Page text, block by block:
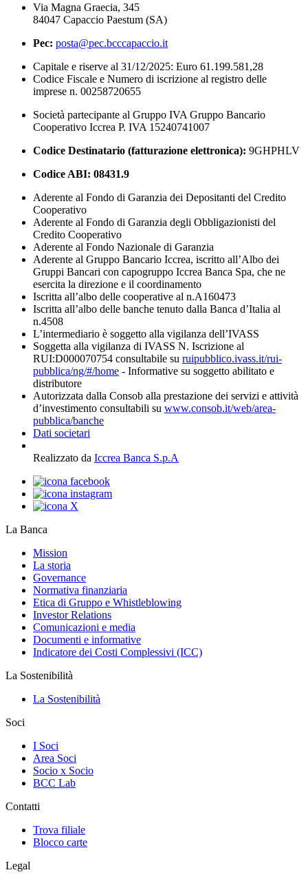
Via Magna Graecia, 345
84047 Capaccio Paestum (SA)
Pec: posta@pec.bcccapaccio.it
Capitale e riserve al 31/12/2025: Euro 61.199.581,28
Codice Fiscale e Numero di iscrizione al registro delle
imprese n. 00258720655
Società partecipante al Gruppo IVA Gruppo Bancario
Cooperativo Iccrea P. IVA 15240741007
Codice Destinatario (fatturazione elettronica): 9GHPHLV
Codice ABI: 08431.9
Aderente al Fondo di Garanzia dei Depositanti del Credito
Cooperativo
Aderente al Fondo di Garanzia degli Obbligazionisti del
Credito Cooperativo
Aderente al Fondo Nazionale di Garanzia
Aderente al Gruppo Bancario Iccrea, iscritto all’Albo dei
Gruppi Bancari con capogruppo Iccrea Banca Spa, che ne
esercita la direzione e il coordinamento
Iscritta all’albo delle cooperative al n.A160473
Iscritta all’albo delle banche tenuto dalla Banca d’Italia al
n.4508
L’intermediario è soggetto alla vigilanza dell’IVASS
Soggetta alla vigilanza di IVASS N. Iscrizione al
RUI:D000070754 consultabile su ruipubblico.ivass.it/rui-
pubblica/ng/#/home - Informative su soggetto abilitato e
distributore
Autorizzata dalla Consob alla prestazione dei servizi e attività
d’investimento consultabili su www.consob.it/web/area-
pubblica/banche
Dati societari
Realizzato da Iccrea Banca S.p.A
La Banca
Mission
La storia
Governance
Normativa finanziaria
Etica di Gruppo e Whistleblowing
Investor Relations
Comunicazioni e media
Documenti e informative
Indicatore dei Costi Complessivi (ICC)
La Sostenibilità
La Sostenibilità
Soci
I Soci
Area Soci
Socio x Socio
BCC Lab
Contatti
Trova filiale
Blocco carte
Legal